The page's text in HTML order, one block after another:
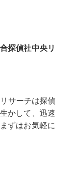
探偵社中央リ
サーチは探偵
かして、迅速
ずはお気軽に